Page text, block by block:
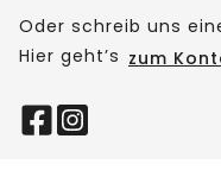
Oder schreib uns
Hier geht’s zum